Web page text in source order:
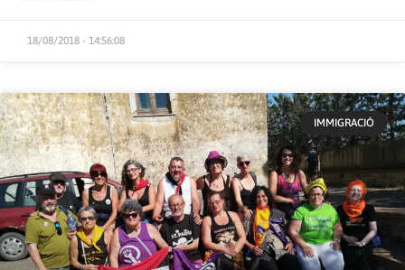
18/08/2018 - 14:56:08
IMMIGRACIÓ